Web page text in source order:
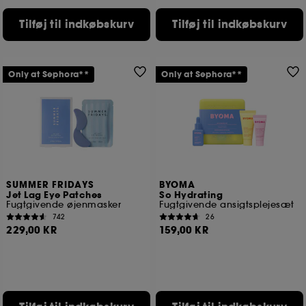
Tilføj til indkøbskurv Tilføj til indkøbskurv
SUMMER FRIDAYS
Jet Lag Eye Patches
Fugtgivende øjenmasker
742
229,00 KR
Only at Sephora**
BYOMA
So Hydrating
Fugtgivende ansigtsplejesæt
26
159,00 KR
Only at Sephora**
Bortset fra tekniske cookies kræver deponering og
behandling af disse oplysninger din tilladelse. Du kan
tilpasse dine valg vedrørende placeringen af ​​disse
nedenfor eller beslutte at "acceptere alle" eller "afvise
alle". Du kan til enhver tid vælge at trække dit
de anvendte cookies, skal du klikke